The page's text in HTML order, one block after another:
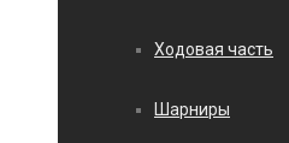
Ходовая часть
Шарниры